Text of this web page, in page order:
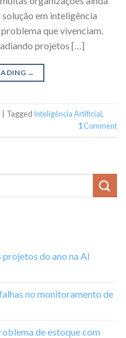
em inteligência
que vivenciam.
projetos […]
→
Tagged Inteligência Artificial,
1Comment
do ano na AI
no monitoramento de
de estoque com